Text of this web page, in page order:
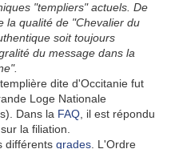
"templiers" actuels. De
la qualité de "Chevalier du
soit toujours
du message dans la
dite d'Occitanie fut
Loge Nationale
Dans la FAQ , il est répondu
la filiation.
différents grades . L'Ordre